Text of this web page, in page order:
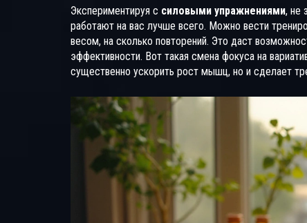
Экспериментируя с силовыми упражнениями, не
работают на вас лучше всего. Можно вести
весом, на сколько повторений. Это даст
эффективности. Вот такая смена фокуса на
существенно ускорить рост мышц, но и сделает